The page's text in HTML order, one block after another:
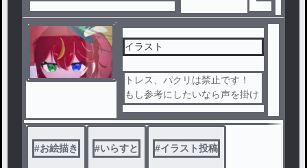
イラスト
トレス、パクリは禁止です！
もし参考にしたいなら声を掛け
てください（全部OKするとは
限りません）
#お絵描き #いらすと #イラスト投稿